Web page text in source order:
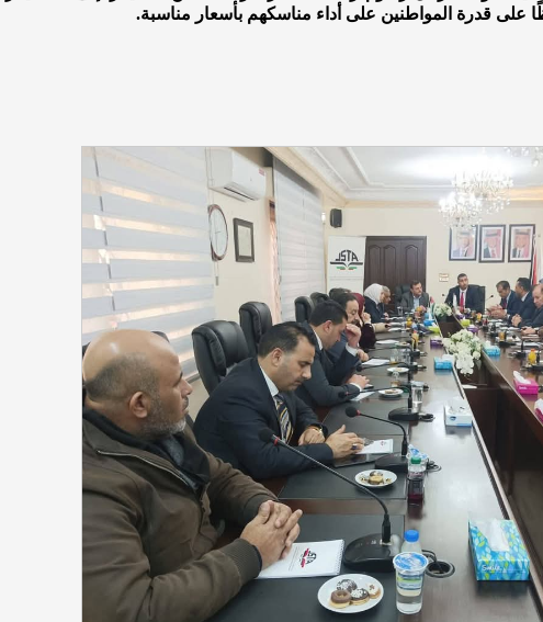
على قدرة المواطنين على أداء مناسكهم بأسعار مناسبة.